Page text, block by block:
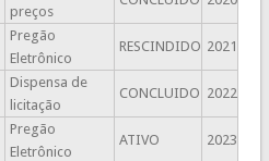
preços
Pregão
Eletrônico
RESCINDIDO 2021
Dispensa de
licitação
CONCLUIDO 2022
Pregão
Eletrônico
ATIVO 2023